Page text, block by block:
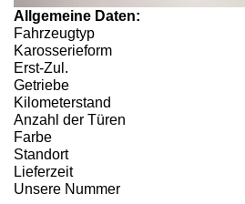
Allgemeine Daten:
Fahrzeugtyp
Karosserieform
Erst-Zul.
Getriebe
Kilometerstand
Anzahl der Türen
Farbe
Standort
Lieferzeit
Unsere Nummer